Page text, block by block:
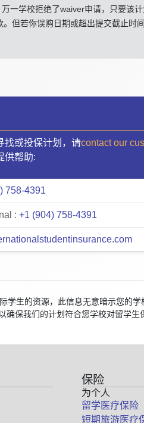
一学校拒绝了waiver申请，只要该
但若你误购日期或超出提交截止时
找或投保计划，请contact our
供帮助:
758-4391
: +1 (904) 758-4391
学生的资源，此信息无意暗示您的
保我们的计划符合您学校对留学生
保险
为个人
留学医疗保险
短期旅游医疗